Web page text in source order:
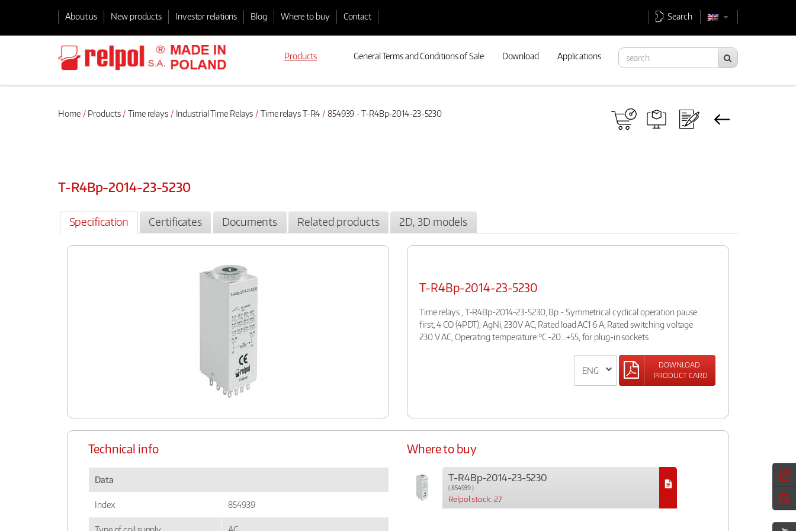
About us New products Investor relations Blog Where to buy Contact Search
Products General Terms and Conditions of Sale Download Applications
Home Products Time relays Industrial Time Relays Time relays T-R4 854939 - T-R4Bp-2014-23-5230
T-R4Bp-2014-23-5230
Specification Certificates Documents Related products 2D, 3D models
T-R4Bp-2014-23-5230
Time relays , T-R4Bp-2014-23-5230, Bp - Symmetrical cyclical operation pause
first, 4 CO (4PDT), AgNi, 230V AC, Rated load AC1 6 A, Rated switching voltage
230 V AC, Operating temperature °C -20…+55, for plug-in sockets
DOWNLOAD
PRODUCT CARD
Technical info
Data
Index 854939
Where to buy
T-R4Bp-2014-23-5230
( 854939 )
Relpol stock: 27